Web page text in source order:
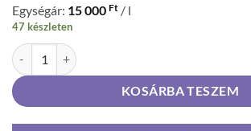
Egységár: 15 000 Ft / l
47 készleten
REXONA férfi stift 50 ml Quantum mennyiség
KOSÁRBA TESZEM